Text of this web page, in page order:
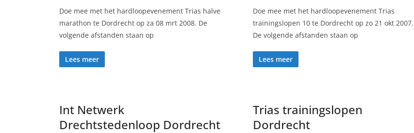
Doe mee met het hardloopevenement Trias halve
marathon te Dordrecht op za 08 mrt 2008. De
volgende afstanden staan op
Lees meer
Doe mee met het hardloopevenement Trias
trainingslopen 10 te Dordrecht op zo 21 okt 2007.
De volgende afstanden staan op
Lees meer
Int Netwerk
Drechtstedenloop Dordrecht
Trias trainingslopen
Dordrecht